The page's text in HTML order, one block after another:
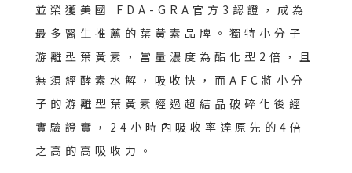
並榮獲美國 FDA-GRA官方3認證，成為
最多醫生推薦的葉黃素品牌。獨特小分子
游離型葉黃素，當量濃度為酯化型2倍，且
無須經酵素水解，吸收快，而AFC將小分
子的游離型葉黃素經過超結晶破碎化後經
實驗證實，24小時內吸收率達原先的4倍
之高的高吸收力。